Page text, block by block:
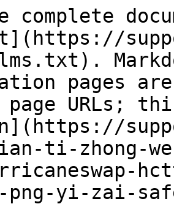
complete
pages
URLs;
ti-zhong-
png-yi-zai-